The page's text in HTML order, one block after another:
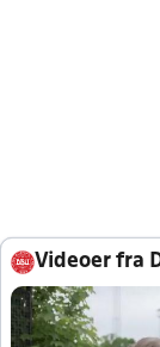
Videoer fra